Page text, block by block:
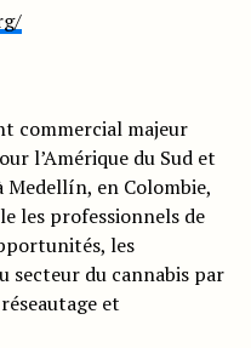
commercial majeur
l’Amérique du Sud et
Medellín, en Colombie,
les professionnels de
les
secteur du cannabis par
et